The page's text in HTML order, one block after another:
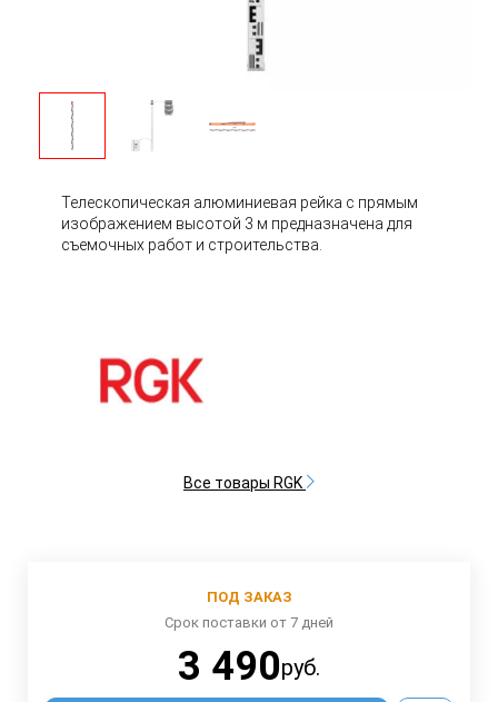
Телескопическая алюминиевая рейка с прямым
изображением высотой 3 м предназначена для
съемочных работ и строительства.
Все товары RGK
ПОД ЗАКАЗ
Срок поставки от 7 дней
3 490руб.